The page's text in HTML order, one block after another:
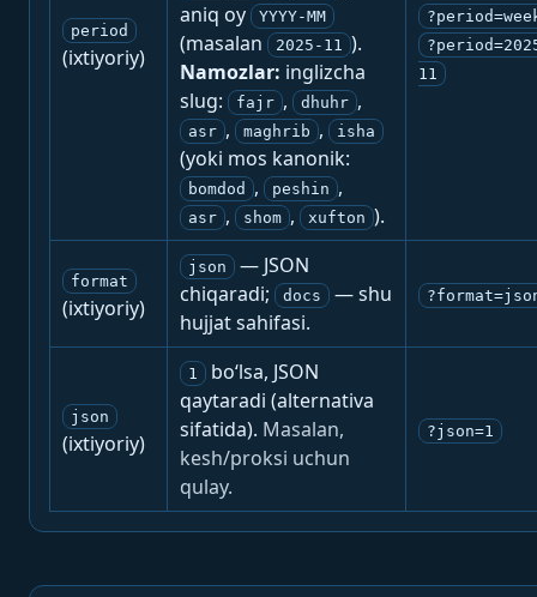
period
(ixtiyoriy)
aniq oy
YYYY-MM
(masalan 2025-11 ).
Namozlar: inglizcha
slug:
fajr , dhuhr ,
asr , maghrib , isha
(yoki mos kanonik:
bomdod , peshin ,
asr , shom , xufton ).
11
format
(ixtiyoriy)
json
— JSON
chiqaradi;
docs
— shu
hujjat sahifasi.
json
(ixtiyoriy)
1
bo‘lsa, JSON
qaytaradi (alternativa
sifatida). Masalan,
kesh/proksi uchun
qulay.
?json=1